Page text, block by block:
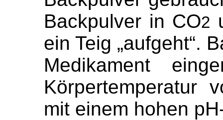
Backpulver in CO2
ein Teig „aufgeht“.
Medikament
Körpertemperatur
mit einem hohen